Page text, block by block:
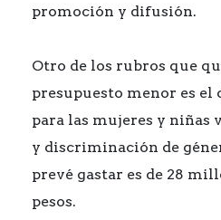
promoción y difusión.
Otro de los rubros que
presupuesto menor es el
para las mujeres y niñas
y discriminación de
prevé gastar es de 28
pesos.